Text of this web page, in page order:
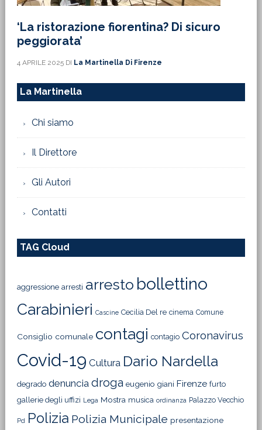
‘La ristorazione fiorentina? Di sicuro
peggiorata’
4 APRILE 2025DI La Martinella Di Firenze
La Martinella
Chi siamo
Il Direttore
Gli Autori
Contatti
TAG Cloud
aggressione arresti arresto bollettino
Carabinieri Cascine Cecilia Del re cinema Comune
Consiglio comunale contagi contagio Coronavirus
Covid-19 Cultura Dario Nardella
degrado denuncia droga eugenio giani Firenze furto
gallerie degli uffizi Lega Mostra musica ordinanza Palazzo Vecchio
Pd Polizia Polizia Municipale presentazione